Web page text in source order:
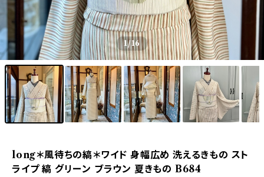
1/16
long＊風待ちの縞＊ワイド 身幅広め 洗えるきもの スト
ライプ 縞 グリーン ブラウン 夏きもの B684